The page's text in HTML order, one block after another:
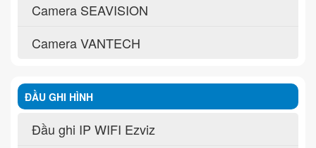
Camera SEAVISION
Camera VANTECH
ĐẦU GHI HÌNH
Đầu ghi IP WIFI Ezviz